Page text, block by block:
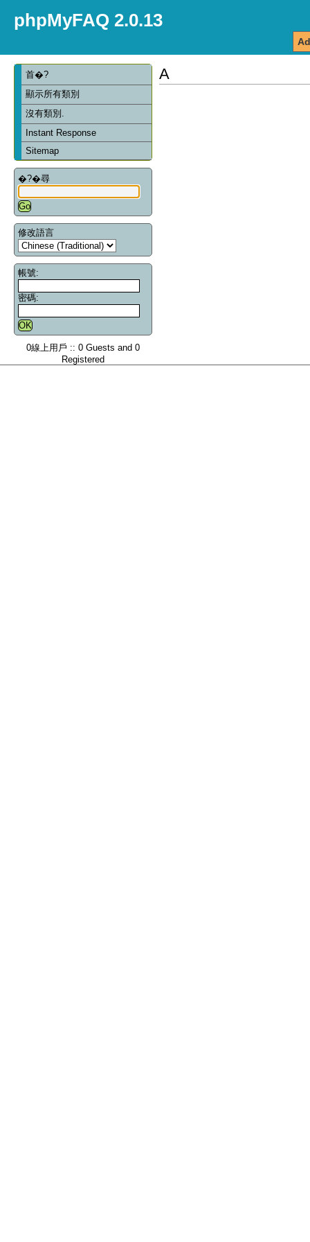
phpMyFAQ 2.0.13
首�?
顯示所有類別
沒有類別.
Instant Response
Sitemap
�?�尋
修改語言
帳號:
密碼:
0線上用戶 :: 0 Guests and 0
Registered
A